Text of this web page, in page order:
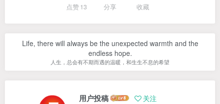
点赞13 分享 收藏
Life, there will always be the unexpected warmth and the
endless hope.
人生，总会有不期而遇的温暖，和生生不息的希望
用户投稿 关注